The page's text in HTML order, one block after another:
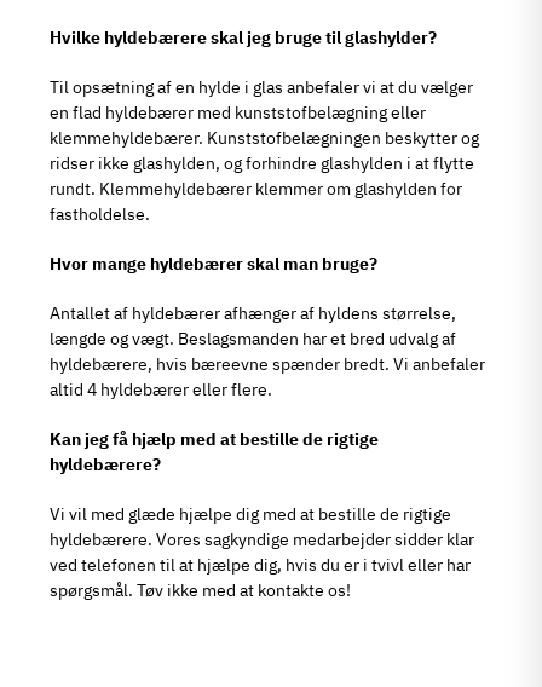
Hvilke hyldebærere skal jeg bruge til glashylder?
Til opsætning af en hylde i glas anbefaler vi at du vælger
en flad hyldebærer med kunststofbelægning eller
klemmehyldebærer. Kunststofbelægningen beskytter og
ridser ikke glashylden, og forhindre glashylden i at flytte
rundt. Klemmehyldebærer klemmer om glashylden for
fastholdelse.
Hvor mange hyldebærer skal man bruge?
Antallet af hyldebærer afhænger af hyldens størrelse,
længde og vægt. Beslagsmanden har et bred udvalg af
hyldebærere, hvis bæreevne spænder bredt. Vi anbefaler
altid 4 hyldebærer eller flere.
Kan jeg få hjælp med at bestille de rigtige
hyldebærere?
Vi vil med glæde hjælpe dig med at bestille de rigtige
hyldebærere. Vores sagkyndige medarbejder sidder klar
ved telefonen til at hjælpe dig, hvis du er i tvivl eller har
spørgsmål. Tøv ikke med at kontakte os!